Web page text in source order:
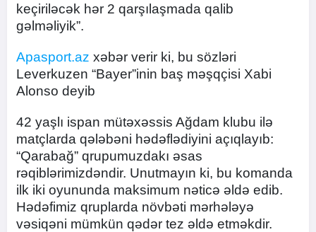
keçiriləcək hər 2 qarşılaşmada qalib
gəlməliyik”.
Apasport.az xəbər verir ki, bu sözləri
Leverkuzen “Bayer”inin baş məşqçisi Xabi
Alonso deyib
42 yaşlı ispan mütəxəssis Ağdam klubu ilə
matçlarda qələbəni hədəflədiyini açıqlayıb:
“Qarabağ” qrupumuzdakı əsas
rəqiblərimizdəndir. Unutmayın ki, bu komanda
ilk iki oyununda maksimum nəticə əldə edib.
Hədəfimiz qruplarda növbəti mərhələyə
vəsiqəni mümkün qədər tez əldə etməkdir.